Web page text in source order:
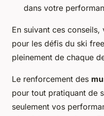
dans votre
En suivant ces
pour les défis du ski
pleinement de chaque
Le renforcement des
pour tout pratiquant de
seulement vos